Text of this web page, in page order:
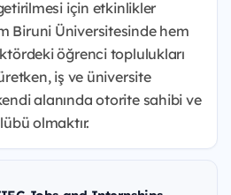
için etkinlikler
Biruni Üniversitesinde hem
öğrenci toplulukları
iş ve üniversite
alanında otorite sahibi ve
olmaktır.